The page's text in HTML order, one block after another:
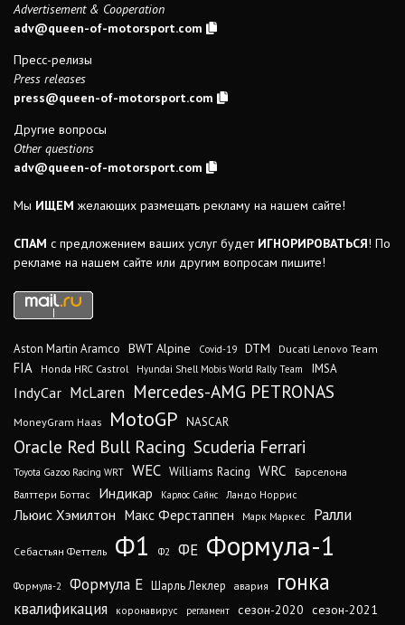
Advertisement & Cooperation
adv@queen-of-motorsport.com
Пресс-релизы
Press releases
press@queen-of-motorsport.com
Другие вопросы
Other questions
adv@queen-of-motorsport.com
Мы ИЩЕМ желающих размещать рекламу на нашем сайте!
СПАМ с предложением ваших услуг будет ИГНОРИРОВАТЬСЯ! По
рекламе на нашем сайте или другим вопросам пишите!
Aston Martin Aramco BWT Alpine Covid-19 DTM Ducati Lenovo Team
FIA Honda HRC Castrol Hyundai Shell Mobis World Rally Team IMSA
IndyCar McLaren Mercedes-AMG PETRONAS
MoneyGram Haas MotoGP NASCAR
Oracle Red Bull Racing Scuderia Ferrari
Toyota Gazoo Racing WRT WEC Williams Racing WRC
Барселона
Валттери Боттас
Индикар Карлос Сайнс Ландо Норрис
Льюис Хэмилтон Макс Ферстаппен Марк Маркес Ралли
Себастьян Феттель Ф1 Ф2 ФЕ Формула-1
Формула-2 Формула Е Шарль Леклер авария гонка
квалификация коронавирус регламент сезон-2020 сезон-2021